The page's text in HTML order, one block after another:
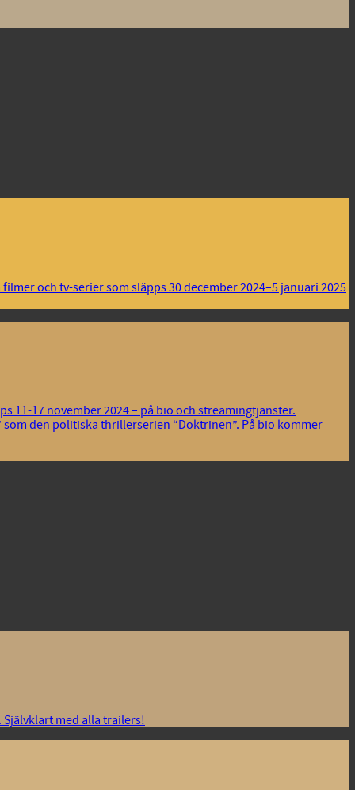
och tv-serier som släpps 30 december 2024–5 januari 2025
11-17 november 2024 – på bio och streamingtjänster.
den politiska thrillerserien “Doktrinen”. På bio kommer
Självklart med alla trailers!